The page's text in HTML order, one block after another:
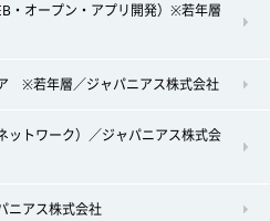
・オープン・アプリ開発）※若年層
※若年層／ジャパニアス株式会社
ットワーク）／ジャパニアス株式会
ニアス株式会社